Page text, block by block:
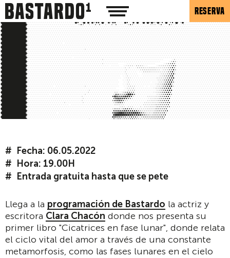
RESERVA
Fecha: 06.05.2022
Hora: 19.00H
Entrada gratuita hasta que se pete
Llega a la programación de Bastardo la actriz y
escritora Clara Chacón donde nos presenta su
primer libro "Cicatrices en fase lunar", donde relata
el ciclo vital del amor a través de una constante
metamorfosis, como las fases lunares en el cielo